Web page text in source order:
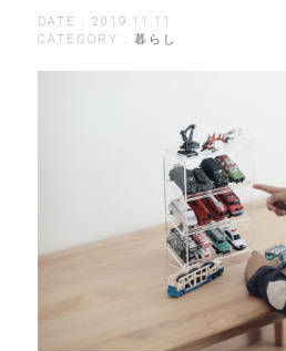
DATE : 2019.11.11
CATEGORY : 暮らし